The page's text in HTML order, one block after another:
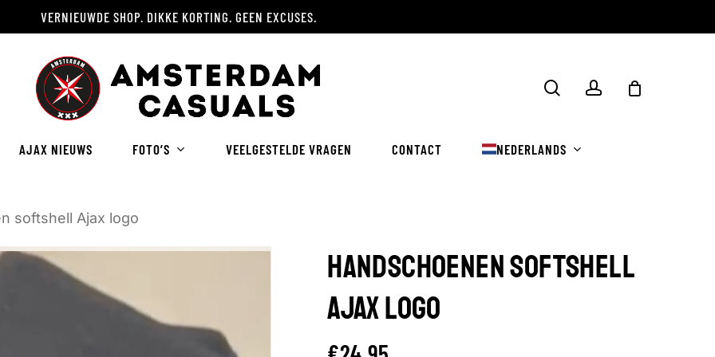
VERNIEUWDE SHOP. DIKKE KORTING. GEEN EXCUSES.
AJAX NIEUWS FOTO’S VEELGESTELDE VRAGEN CONTACT NEDERLANDS
Winkelwagen
softshell Ajax logo
HANDSCHOENEN SOFTSHELL
AJAX LOGO